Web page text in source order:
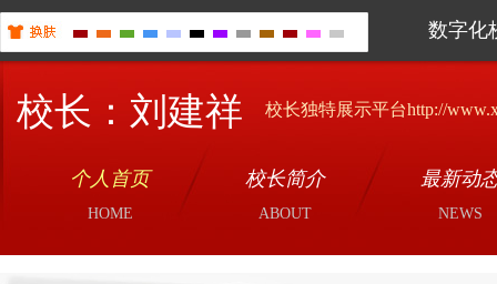
数字化
校长：刘建祥 校长独特展示平台http://
个人首页 校长简介 最新动
HOME ABOUT NEWS